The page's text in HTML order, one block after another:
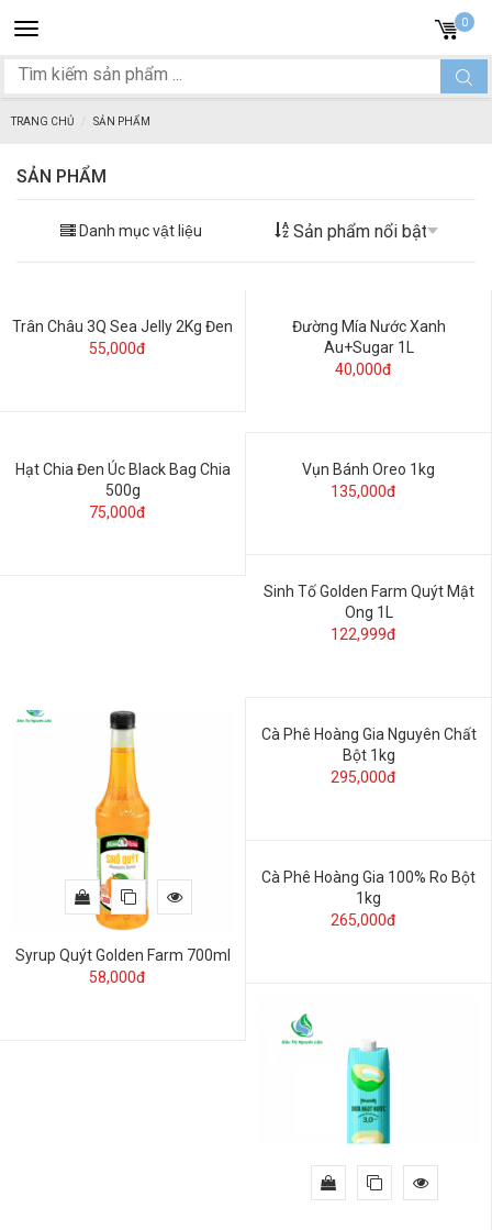
Toggle
navigation
0
TRANG CHỦ SẢN PHẨM
SẢN PHẨM
Danh mục vật liệu
Trân Châu 3Q Sea Jelly 2Kg Đen
55,000đ
Đường Mía Nước Xanh
Au+Sugar 1L
40,000đ
Hạt Chia Đen Úc Black Bag Chia
500g
75,000đ
Vụn Bánh Oreo 1kg
135,000đ
Sinh Tố Golden Farm Quýt Mật
Ong 1L
122,999đ
Syrup Quýt Golden Farm 700ml
58,000đ
Cà Phê Hoàng Gia Nguyên Chất
Bột 1kg
295,000đ
Cà Phê Hoàng Gia 100% Ro Bột
1kg
265,000đ